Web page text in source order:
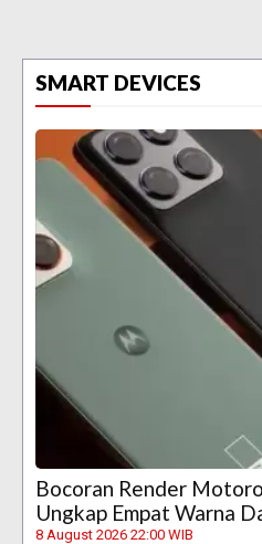
SMART DEVICES
Bocoran Render
Ungkap Empat Warna
8 August 2026 22:00 WIB